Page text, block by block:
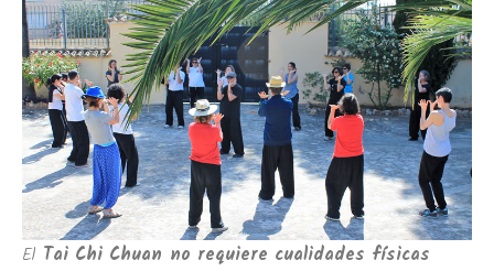
El Tai Chi Chuan no requiere cualidades físicas